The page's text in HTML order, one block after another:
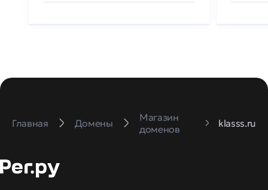
Главная Домены
Магазин
доменов
klasss.ru